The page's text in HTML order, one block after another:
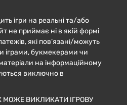
ігри на реальні та/або
не приймає ні в якій формі
які пов’язані/можуть
іграми, букмекерами чи
на інформаційному
виключно в
МОЖЕ ВИКЛИКАТИ ІГРОВУ